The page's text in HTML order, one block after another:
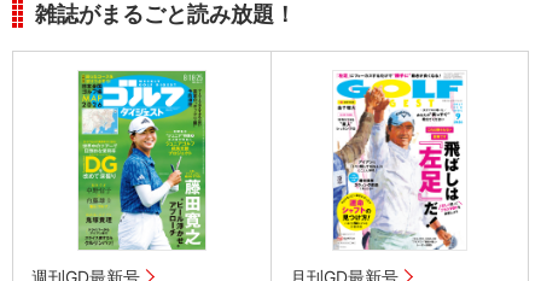
雑誌がまるごと読み放題！
週刊GD最新号 月刊GD最新号